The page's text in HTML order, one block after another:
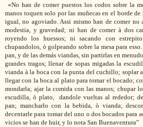
«No han de comer puestos los codos sobre la
manos toquensolo por las muñecas en el borde
igual, no agoviado. Assi mismo han de comer no
modestia, y gravedad;ni han de comer à dos
royendo los huessos;ni sacando con
chupandolos, ò golpeando sobre la mesa para
pan, y de las demás viandas, sin partirlas en
grandes tragos;llenar de sopas migadas la
vianda à la boca con la punta del cuchillo; soplar
llegar con la boca al plato para tomar el bocado;
mondarla; ajar la comida con las manos; chupar
escudilla, ò plato, dandole vueltas al rededor;
pan; mancharlo con la bebida, ò vianda;
decentarle para tomar del uno o dos bocados para
vicios se han de huir, y lo nota San Buenaventura”